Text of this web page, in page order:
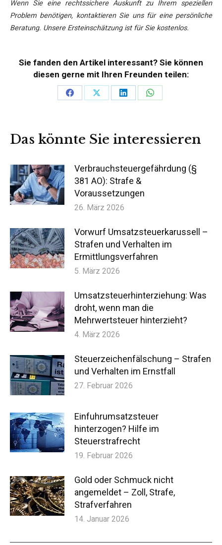
Wenn Sie eine rechtssichere Auskunft zu Ihrem speziellen
Problem benötigen, kontaktieren Sie uns für eine persönliche
Beratung. Unsere Ersteinschätzung ist für Sie kostenlos.
Sie fanden den Artikel interessant? Sie können
diesen gerne mit Ihren Freunden teilen:
Teilen
Teilen
Teilen
Teilen
Das könnte Sie interessieren
Verbrauchsteuergefährdung (§
381 AO): Strafe &
Voraussetzungen
26. März 2026
Vorwurf Umsatzsteuerkarussell –
Strafen und Verhalten im
Ermittlungsverfahren
5. März 2026
Umsatzsteuerhinterziehung: Was
droht, wenn man die
Mehrwertsteuer hinterzieht?
4. März 2026
Steuerzeichenfälschung – Strafen
und Verhalten im Ernstfall
27. Februar 2026
Einfuhrumsatzsteuer
hinterzogen? Hilfe im
Steuerstrafrecht
19. Februar 2026
Gold oder Schmuck nicht
angemeldet – Zoll, Strafe,
Strafverfahren
14. Januar 2026